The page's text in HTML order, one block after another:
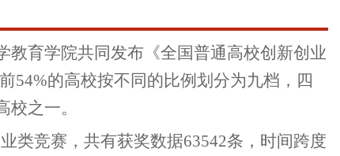
育学院共同发布《全国普通高校创新创业
54%的高校按不同的比例划分为九档，四
之一。
类竞赛，共有获奖数据63542条，时间跨度